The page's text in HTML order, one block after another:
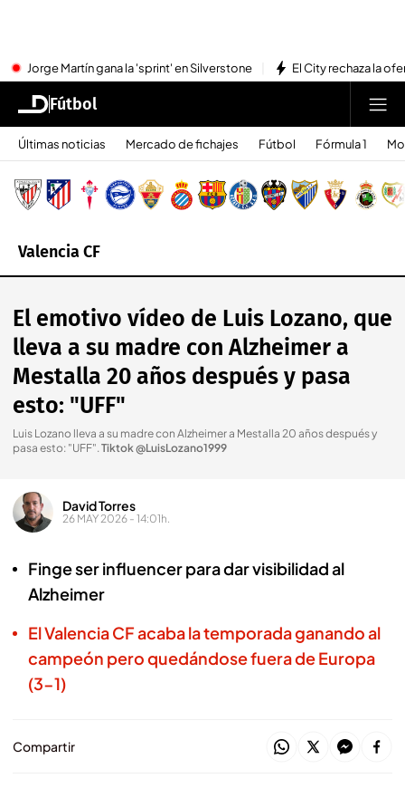
Jorge Martín gana la 'sprint' en Silverstone El City rechaza la
Fútbol
Últimas noticias Mercado de fichajes Fútbol Fórmula 1
Valencia CF
El emotivo vídeo de Luis Lozano, que
lleva a su madre con Alzheimer a
Mestalla 20 años después y pasa
esto: "UFF"
Luis Lozano lleva a su madre con Alzheimer a Mestalla 20 años después y
pasa esto: "UFF".Tiktok @LuisLozano1999
David Torres
26 MAY 2026 - 14:01h.
Finge ser influencer para dar visibilidad al
Alzheimer
El Valencia CF acaba la temporada ganando al
campeón pero quedándose fuera de Europa
(3-1)
Compartir